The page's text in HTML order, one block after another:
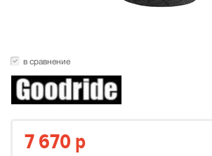
в сравнение
7 670 p